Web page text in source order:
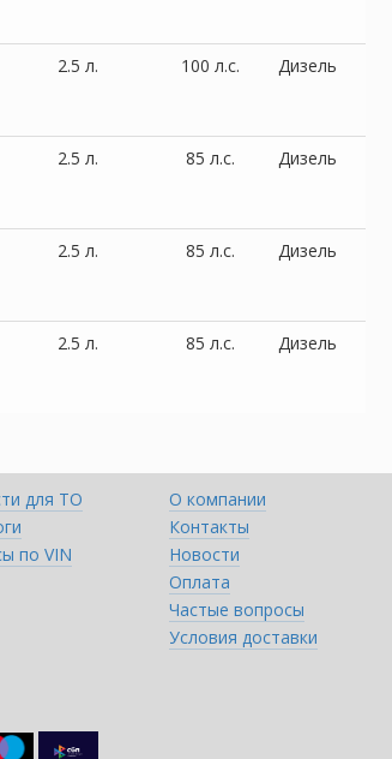
2.5 л. 100 л.с. Дизель
2.5 л. 85 л.с. Дизель
2.5 л. 85 л.с. Дизель
2.5 л. 85 л.с. Дизель
для ТО
по VIN
О компании
Контакты
Новости
Оплата
Частые вопросы
Условия доставки